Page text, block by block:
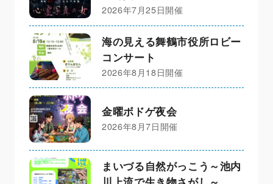
2026年7月25日開催
海の見える舞鶴市役所ロビー
コンサート
2026年8月18日開催
金曜ボドゲ夜会
2026年8月7日開催
まいづる自然がっこう～池内